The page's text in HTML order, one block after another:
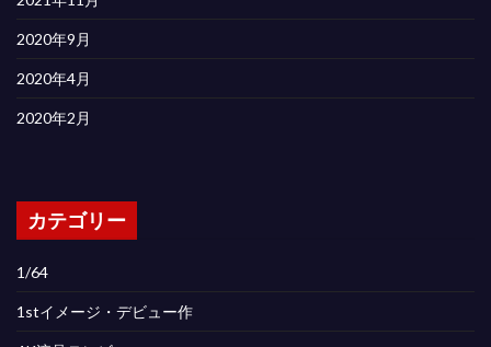
2020年9月
2020年4月
2020年2月
カテゴリー
1/64
1stイメージ・デビュー作